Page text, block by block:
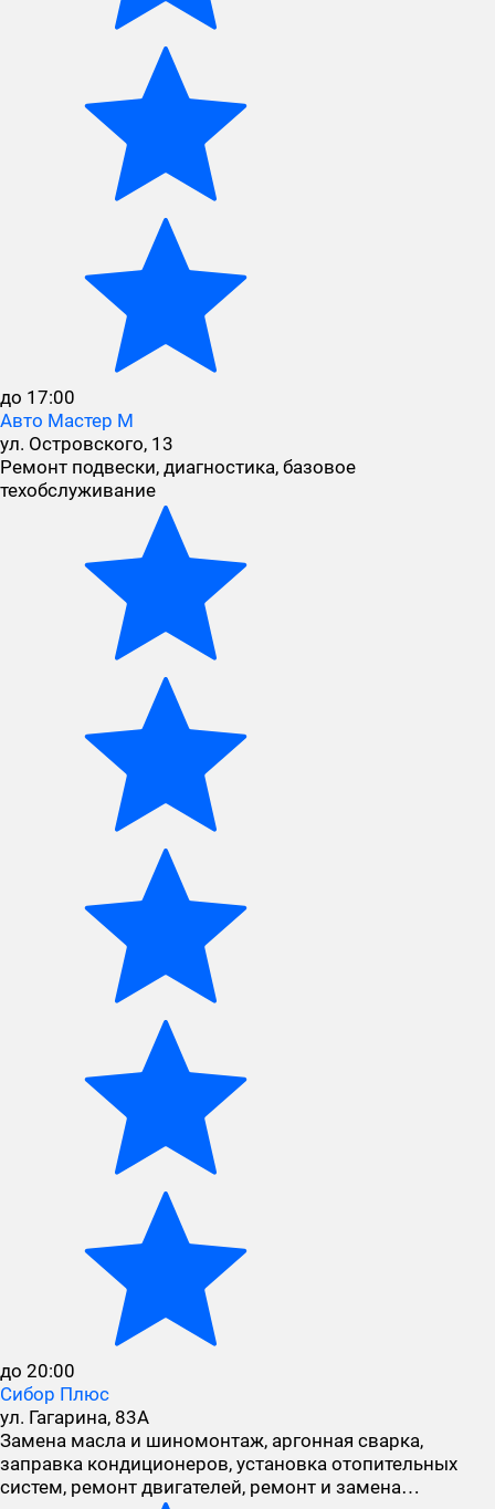
до 17:00
Авто Мастер М
ул. Островского, 13
Ремонт подвески, диагностика, базовое
техобслуживание
до 20:00
Сибор Плюс
ул. Гагарина, 83А
Замена масла и шиномонтаж, аргонная сварка,
заправка кондиционеров, установка отопительных
систем, ремонт двигателей, ремонт и замена…